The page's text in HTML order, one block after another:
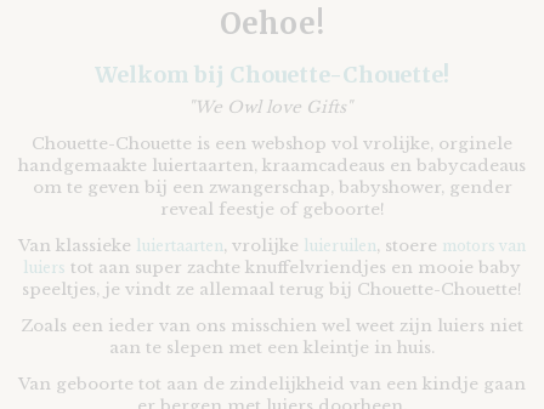
Oehoe!
Welkom bij Chouette-Chouette!
"We Owl love Gifts"
Chouette-Chouette is een webshop vol vrolijke, orginele
handgemaakte luiertaarten, kraamcadeaus en babycadeaus
om te geven bij een zwangerschap, babyshower, gender
reveal feestje of geboorte!
Van klassieke luiertaarten, vrolijke luieruilen, stoere motors van
luiers tot aan super zachte knuffelvriendjes en mooie baby
speeltjes, je vindt ze allemaal terug bij Chouette-Chouette!
Zoals een ieder van ons misschien wel weet zijn luiers niet
aan te slepen met een kleintje in huis.
Van geboorte tot aan de zindelijkheid van een kindje gaan